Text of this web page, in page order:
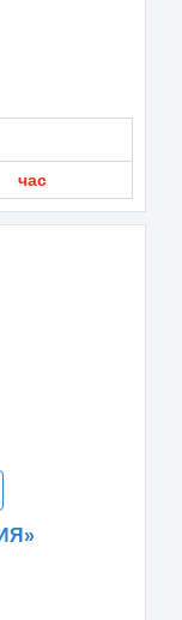
час